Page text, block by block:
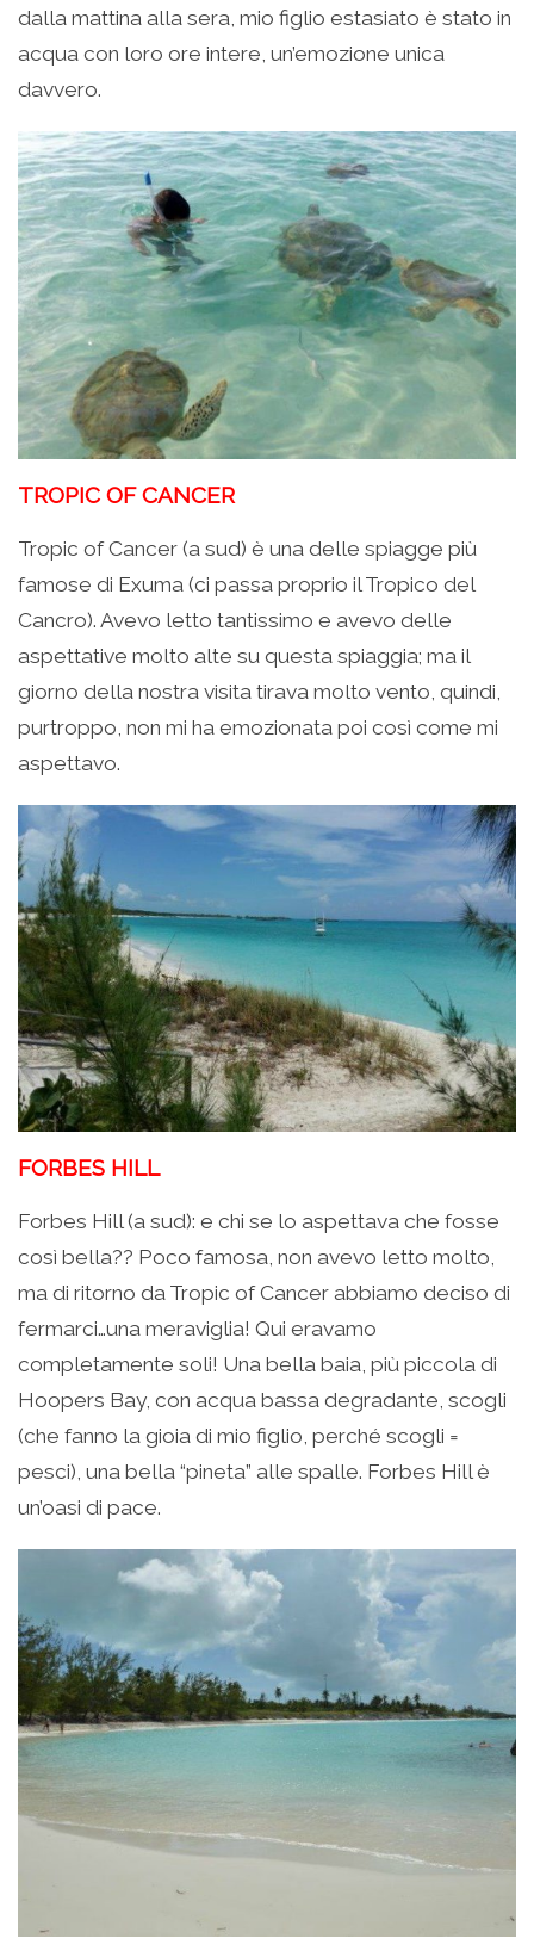
dalla mattina alla sera, mio figlio estasiato è stato in
acqua con loro ore intere, un’emozione unica
davvero.
TROPIC OF CANCER
Tropic of Cancer (a sud) è una delle spiagge più
famose di Exuma (ci passa proprio il Tropico del
Cancro). Avevo letto tantissimo e avevo delle
aspettative molto alte su questa spiaggia; ma il
giorno della nostra visita tirava molto vento, quindi,
purtroppo, non mi ha emozionata poi così come mi
aspettavo.
FORBES HILL
Forbes Hill (a sud): e chi se lo aspettava che fosse
così bella?? Poco famosa, non avevo letto molto,
ma di ritorno da Tropic of Cancer abbiamo deciso di
fermarci…una meraviglia! Qui eravamo
completamente soli! Una bella baia, più piccola di
Hoopers Bay, con acqua bassa degradante, scogli
(che fanno la gioia di mio figlio, perché scogli =
pesci), una bella “pineta” alle spalle. Forbes Hill è
un’oasi di pace.